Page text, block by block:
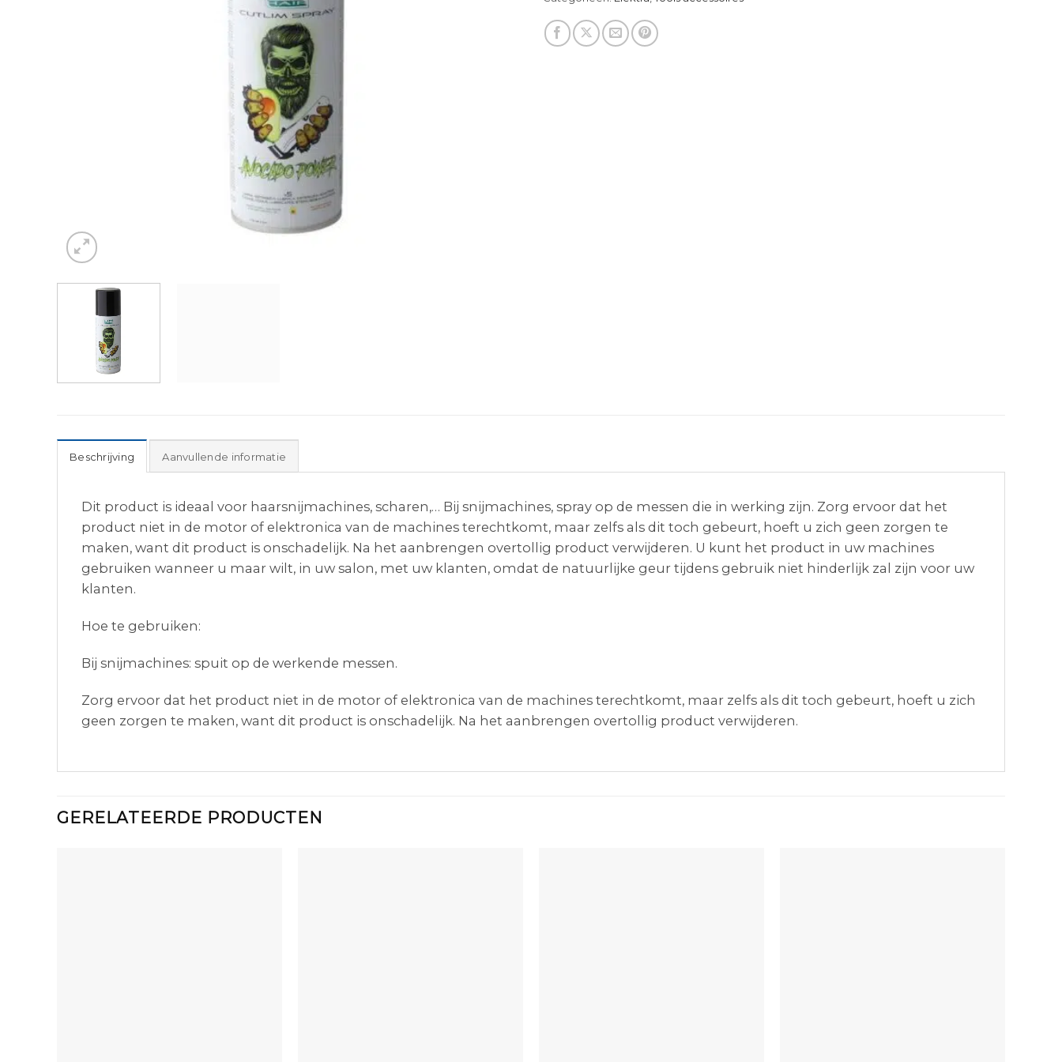
Beschrijving Aanvullende informatie
Dit product is ideaal voor haarsnijmachines, scharen,… Bij snijmachines, spray op de messen die in werking zijn. Zorg ervoor dat het
product niet in de motor of elektronica van de machines terechtkomt, maar zelfs als dit toch gebeurt, hoeft u zich geen zorgen te
maken, want dit product is onschadelijk. Na het aanbrengen overtollig product verwijderen. U kunt het product in uw machines
gebruiken wanneer u maar wilt, in uw salon, met uw klanten, omdat de natuurlijke geur tijdens gebruik niet hinderlijk zal zijn voor uw
klanten.
Hoe te gebruiken:
Bij snijmachines: spuit op de werkende messen.
Zorg ervoor dat het product niet in de motor of elektronica van de machines terechtkomt, maar zelfs als dit toch gebeurt, hoeft u zich
geen zorgen te maken, want dit product is onschadelijk. Na het aanbrengen overtollig product verwijderen.
GERELATEERDE PRODUCTEN